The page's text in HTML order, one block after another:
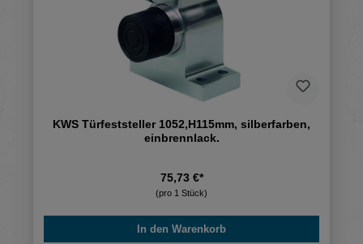
KWS Türfeststeller 1052,H115mm, silberfarben,
einbrennlack.
75,73 €*
(pro 1 Stück)
In den Warenkorb